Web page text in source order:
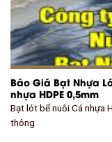
Báo Giá Bạt Nhựa
nhựa HDPE 0,5mm
Bạt lót bể nuôi Cá nhựa
thông